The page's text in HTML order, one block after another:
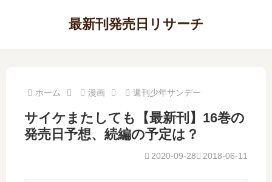
最新刊発売日リサーチ
ホーム 漫画 週刊少年サンデー
サイケまたしても【最新刊】16巻の
発売日予想、続編の予定は？
2018-06-11
2020-09-28